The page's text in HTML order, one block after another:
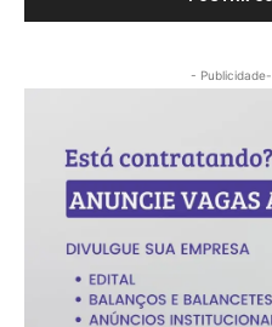
- Publicidade-